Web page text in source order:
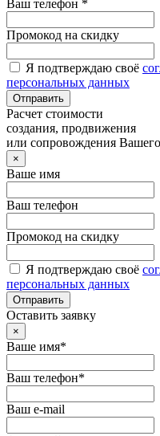
Ваш телефон *
Промокод на скидку
Я подтверждаю своё
персональных данных
Отправить
Расчет стоимости
создания, продвижения
или сопровождения Вашего
×
Ваше имя
Ваш телефон
Промокод на скидку
Я подтверждаю своё
персональных данных
Отправить
Оставить заявку
×
Ваше имя*
Ваш телефон*
Ваш e-mail